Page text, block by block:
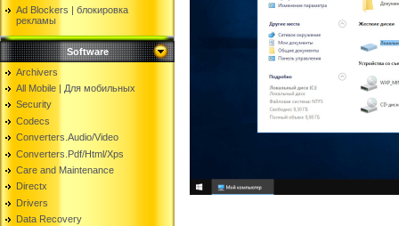
Ad Blockers | блокировкa
рекламы
Software
Archivers
All Mobile | Для мобильных
Security
Codecs
Converters.Audio/Video
Converters.Pdf/Html/Xps
Care and Maintenance
Directx
Drivers
Data Recovery